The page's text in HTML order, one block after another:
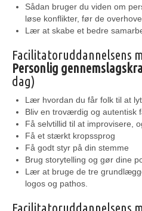
Sådan bruger du viden om
løse konflikter, før de
Lær at skabe et bedre
Facilitatoruddannelsens
Personlig
dag)
Lær hvordan du får folk til at
Bliv en troværdig og autentisk
Få selvtillid til at improvisere,
Få et stærkt kropssprog
Få godt styr på din stemme
Brug storytelling og gør dine
Lær at bruge de tre
logos og pathos.
Facilitatoruddannelsens